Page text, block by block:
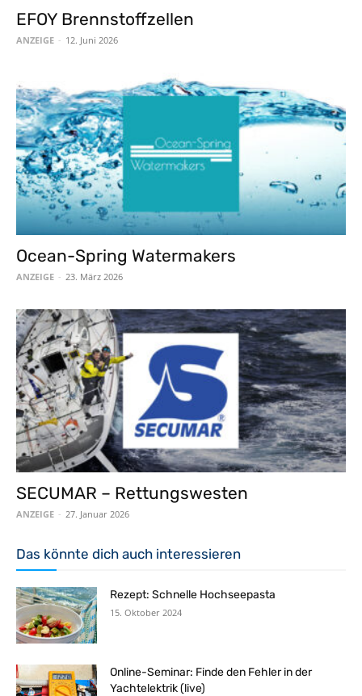
EFOY Brennstoffzellen
ANZEIGE - 12. Juni 2026
Ocean-Spring Watermakers
ANZEIGE - 23. März 2026
SECUMAR – Rettungswesten
ANZEIGE - 27. Januar 2026
Das könnte dich auch interessieren
Rezept: Schnelle Hochseepasta
15. Oktober 2024
Online-Seminar: Finde den Fehler in der
Yachtelektrik (live)